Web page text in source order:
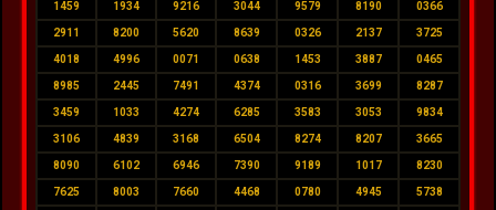
1459 1934 9216 3044 9579 8190 0366
2911 8200 5620 8639 0326 2137 3725
4018 4996 0071 0638 1453 3887 0465
8985 2445 7491 4374 0316 3699 8287
3459 1033 4274 6285 3583 3053 9834
3106 4839 3168 6504 8274 8207 3665
8090 6102 6946 7390 9189 1017 8230
7625 8003 7660 4468 0780 4945 5738